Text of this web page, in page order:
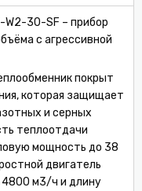
W2-30-SF – прибор
с агрессивной
покрыт
которая защищает
и серных
теплоотдачи
мощность до 38
двигатель
4800 м3/ч и длину